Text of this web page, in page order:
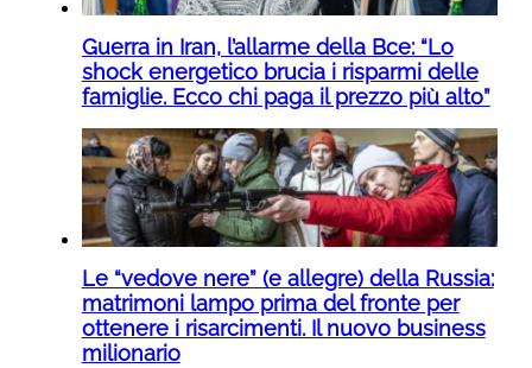
Guerra in Iran, l’allarme della Bce: “Lo
shock energetico brucia i risparmi delle
famiglie. Ecco chi paga il prezzo più alto”
Le “vedove nere” (e allegre) della Russia:
matrimoni lampo prima del fronte per
ottenere i risarcimenti. Il nuovo business
milionario